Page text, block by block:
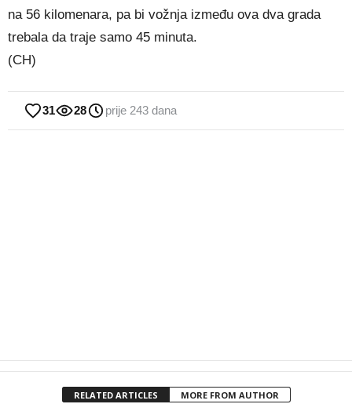
na 56 kilomenara, pa bi vožnja između ova dva grada
trebala da traje samo 45 minuta.
(CH)
31 28 prije 243 dana
RELATED ARTICLES MORE FROM AUTHOR